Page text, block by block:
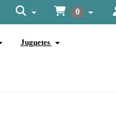
0
Juguetes